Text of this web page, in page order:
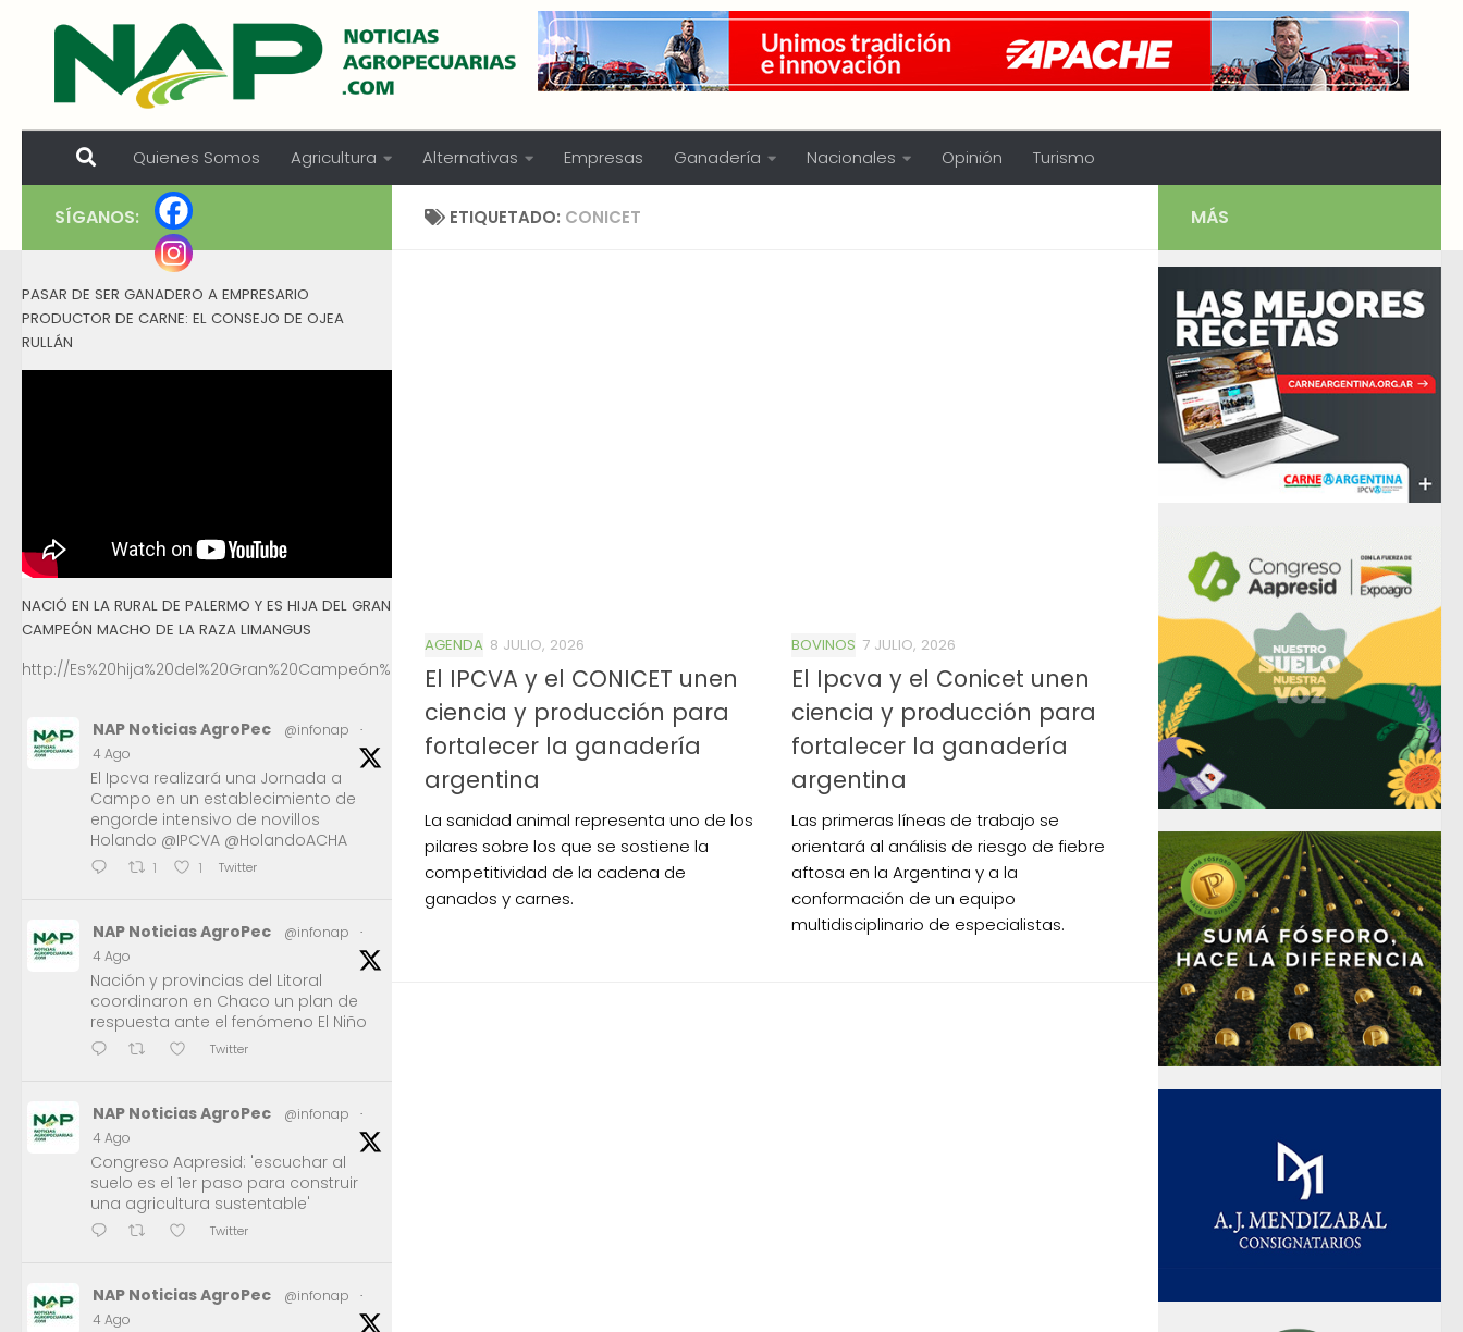
Skip to content
Quienes Somos Agricultura Alternativas Empresas Ganadería Nacionales Opinión Turismo
ETIQUETADO: CONICET
AGENDA 8 JULIO, 2026
El IPCVA y el CONICET unen
ciencia y producción para
fortalecer la ganadería
argentina
La sanidad animal representa uno de los
pilares sobre los que se sostiene la
competitividad de la cadena de
ganados y carnes.
BOVINOS 7 JULIO, 2026
El Ipcva y el Conicet unen
ciencia y producción para
fortalecer la ganadería
argentina
Las primeras líneas de trabajo se
orientará al análisis de riesgo de fiebre
aftosa en la Argentina y a la
conformación de un equipo
multidisciplinario de especialistas.
SÍGANOS:
PASAR DE SER GANADERO A EMPRESARIO
PRODUCTOR DE CARNE: EL CONSEJO DE OJEA
RULLÁN
NACIÓ EN LA RURAL DE PALERMO Y ES HIJA DEL GRAN
CAMPEÓN MACHO DE LA RAZA LIMANGUS
http://Es%20hija%20del%20Gran%20Campeón%20Macho%20de%20la%20Raza%20Limangus,
NAP Noticias AgroPec @infonap
·
4 Ago
El Ipcva realizará una Jornada a
Campo en un establecimiento de
engorde intensivo de novillos
Holando @IPCVA @HolandoACHA
1 1 Twitter
NAP Noticias AgroPec @infonap
·
4 Ago
Nación y provincias del Litoral
coordinaron en Chaco un plan de
respuesta ante el fenómeno El Niño
Twitter
NAP Noticias AgroPec @infonap
·
4 Ago
Congreso Aapresid: 'escuchar al
suelo es el 1er paso para construir
una agricultura sustentable'
Twitter
NAP Noticias AgroPec @infonap
·
4 Ago
MÁS